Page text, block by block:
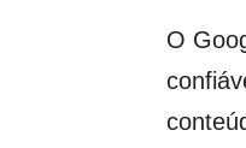
O